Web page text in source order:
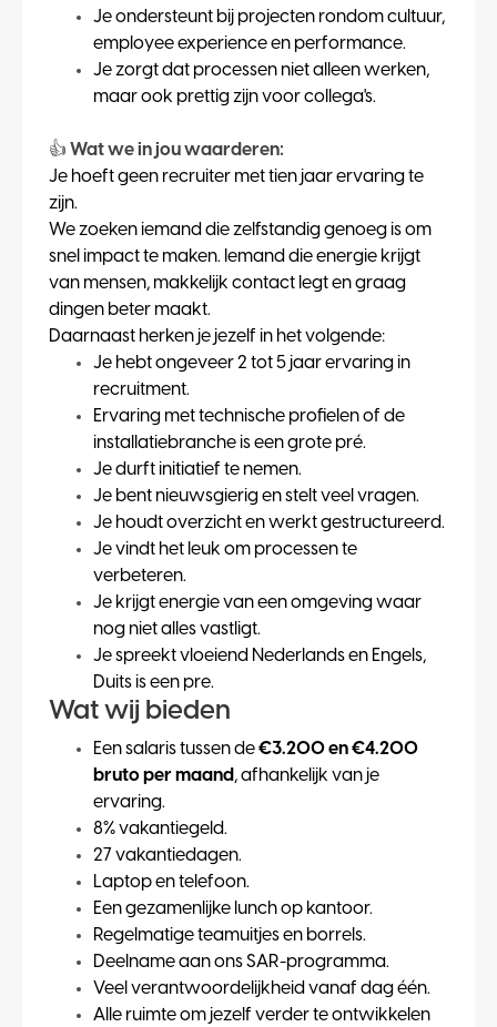
Je ondersteunt bij projecten rondom cultuur,
employee experience en performance.
Je zorgt dat processen niet alleen werken,
maar ook prettig zijn voor collega's.
👍 Wat we in jou waarderen:
Je hoeft geen recruiter met tien jaar ervaring te
zijn.
We zoeken iemand die zelfstandig genoeg is om
snel impact te maken. Iemand die energie krijgt
van mensen, makkelijk contact legt en graag
dingen beter maakt.
Daarnaast herken je jezelf in het volgende:
Je hebt ongeveer 2 tot 5 jaar ervaring in
recruitment.
Ervaring met technische profielen of de
installatiebranche is een grote pré.
Je durft initiatief te nemen.
Je bent nieuwsgierig en stelt veel vragen.
Je houdt overzicht en werkt gestructureerd.
Je vindt het leuk om processen te
verbeteren.
Je krijgt energie van een omgeving waar
nog niet alles vastligt.
Je spreekt vloeiend Nederlands en Engels,
Duits is een pre.
Wat wij bieden
Een salaris tussen de€3.200 en €4.200
bruto per maand, afhankelijk van je
ervaring.
8% vakantiegeld.
27 vakantiedagen.
Laptop en telefoon.
Een gezamenlijke lunch op kantoor.
Regelmatige teamuitjes en borrels.
Deelname aan ons SAR-programma.
Veel verantwoordelijkheid vanaf dag één.
Alle ruimte om jezelf verder te ontwikkelen